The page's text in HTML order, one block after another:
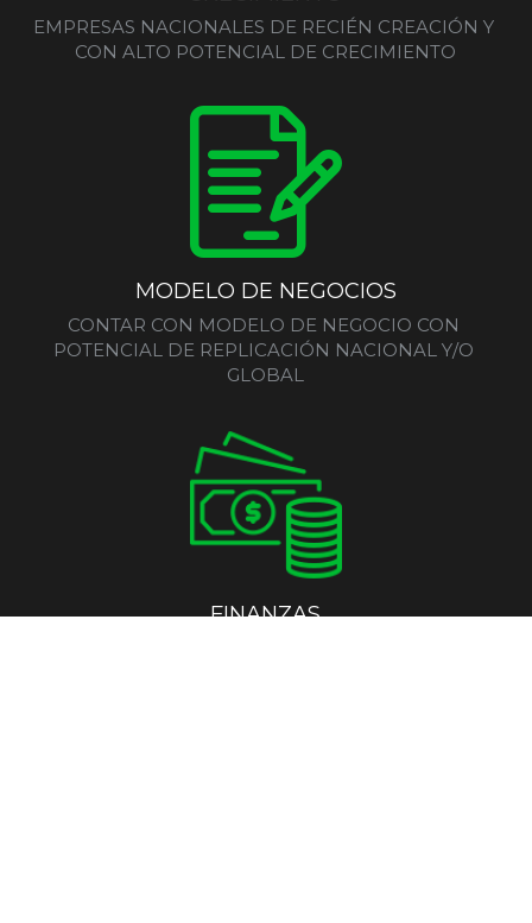
EMPRESAS NACIONALES DE RECIÉN CREACIÓN Y
CON ALTO POTENCIAL DE CRECIMIENTO
MODELO DE NEGOCIOS
CONTAR CON MODELO DE NEGOCIO CON
POTENCIAL DE REPLICACIÓN NACIONAL Y/O
GLOBAL
FINANZAS